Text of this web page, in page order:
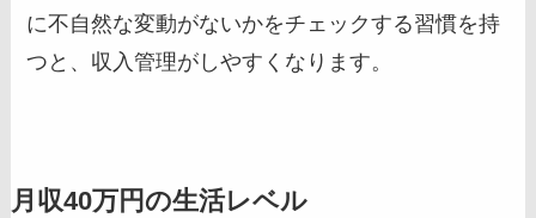
に不自然な変動がないかをチェックする習慣を持
つと、収入管理がしやすくなります。
月収40万円の生活レベル